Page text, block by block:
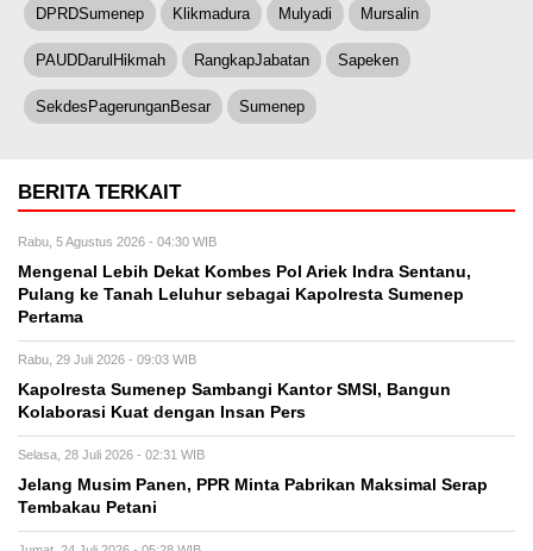
DPRDSumenep Klikmadura Mulyadi Mursalin
PAUDDarulHikmah RangkapJabatan Sapeken
SekdesPagerunganBesar Sumenep
BERITA TERKAIT
Rabu, 5 Agustus 2026 - 04:30 WIB
Mengenal Lebih Dekat Kombes Pol Ariek Indra Sentanu,
Pulang ke Tanah Leluhur sebagai Kapolresta Sumenep
Pertama
Rabu, 29 Juli 2026 - 09:03 WIB
Kapolresta Sumenep Sambangi Kantor SMSI, Bangun
Kolaborasi Kuat dengan Insan Pers
Selasa, 28 Juli 2026 - 02:31 WIB
Jelang Musim Panen, PPR Minta Pabrikan Maksimal Serap
Tembakau Petani